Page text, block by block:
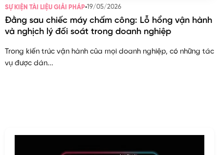
SỰ KIỆN TÀI LIỆU GIẢI PHÁP•19/05/2026
Đằng sau chiếc máy chấm công: Lỗ hổng vận hành
và nghịch lý đối soát trong doanh nghiệp
Trong kiến trúc vận hành của mọi doanh nghiệp, có những tác
vụ được dán...